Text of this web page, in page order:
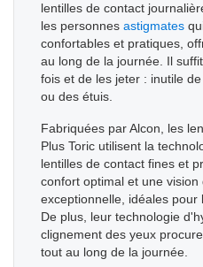
lentilles de contact
les personnes astigmates
confortables et pratiques,
au long de la journée. Il
fois et de les jeter : inutile
ou des étuis.
Fabriquées par Alcon, les
Plus Toric utilisent la
lentilles de contact fines et
confort optimal et une vision
exceptionnelle, idéales pour
De plus, leur technologie
clignement des yeux
tout au long de la journée.